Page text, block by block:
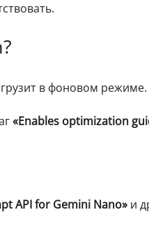
в фоновом режиме.
«Enables optimization
API for Gemini Nano» и